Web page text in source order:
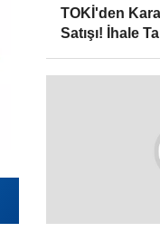
TOKİ'den
Satışı! İhale